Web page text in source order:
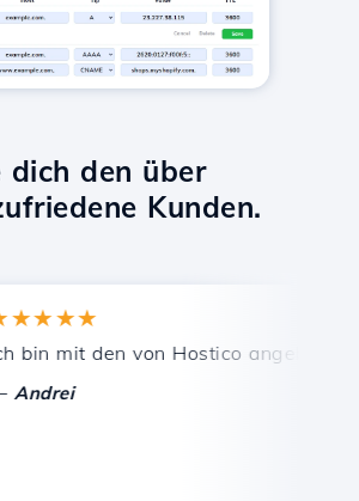
dich den über
Kunden.
technische Unterstützung.
mit den von Hostico angebotenen